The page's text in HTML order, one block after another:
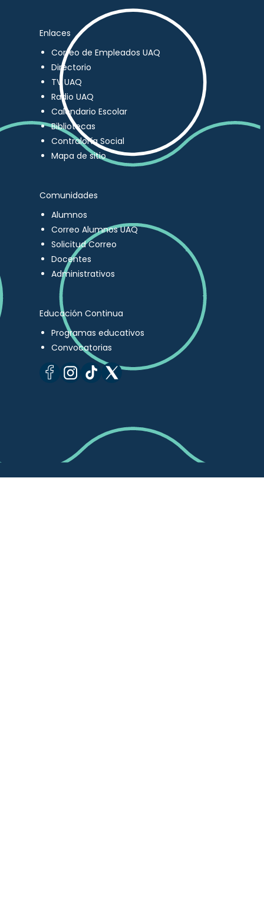
Enlaces
Correo de Empleados UAQ
Directorio
TV UAQ
Radio UAQ
Calendario Escolar
Bibliotecas
Contraloría Social
Mapa de sitio
Comunidades
Alumnos
Correo Alumnos UAQ
Solicitud Correo
Docentes
Administrativos
Educación Continua
Programas educativos
Convocatorias